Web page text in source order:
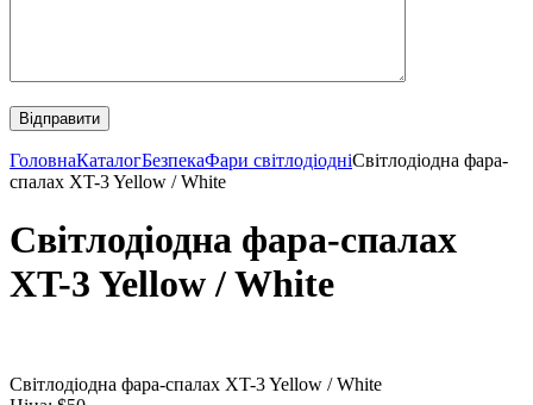
ГоловнаКаталогБезпекаФари світлодіодніСвітлодіодна фара-
спалах XT-3 Yellow / White
Світлодіодна фара-спалах
XT-3 Yellow / White
Світлодіодна фара-спалах XT-3 Yellow / White